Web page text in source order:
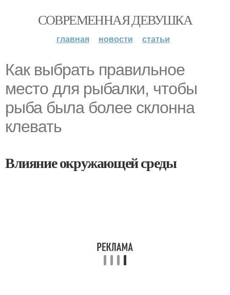
СОВРЕМЕННАЯ ДЕВУШКА
главная новости статьи
Как выбрать правильное
место для рыбалки, чтобы
рыба была более склонна
клевать
Влияние окружающей среды